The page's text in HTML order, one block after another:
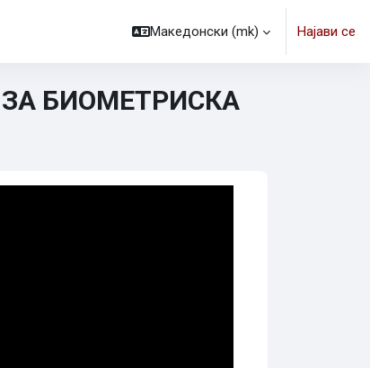
Македонски ‎(mk)‎ Најави се
БИОМЕТРИСКА